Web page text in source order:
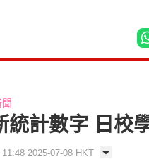
統計數字 日校
2025-07-08 HKT